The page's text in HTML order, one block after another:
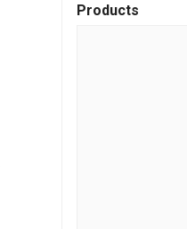
Products